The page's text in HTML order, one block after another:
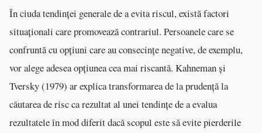
În ciuda tendinței generale de a evita riscul, există factori
situaționali care promovează contrariul. Persoanele care se
confruntă cu opțiuni care au consecințe negative, de exemplu,
vor alege adesea opțiunea cea mai riscantă. Kahneman și
Tversky (1979) ar explica transformarea de la prudență la
căutarea de risc ca rezultat al unei tendințe de a evalua
rezultatele în mod diferit dacă scopul este să evite pierderile